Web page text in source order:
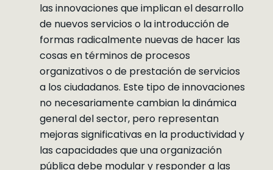
las innovaciones que implican el desarrollo
de nuevos servicios o la introducción de
formas radicalmente nuevas de hacer las
cosas en términos de procesos
organizativos o de prestación de servicios
a los ciudadanos. Este tipo de innovaciones
no necesariamente cambian la dinámica
general del sector, pero representan
mejoras significativas en la productividad y
las capacidades que una organización
pública debe modular y responder a las